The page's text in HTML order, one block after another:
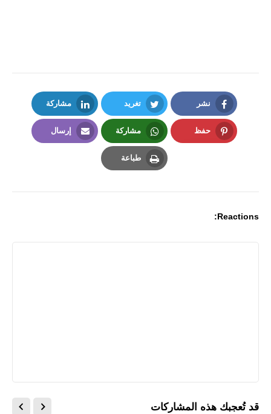
نشر
Facebook
تغريد
Twitter
مشاركة
LinkedIn
حفظ مشاركة
Whatsapp
إرسال
طباعة
Reactions:
قد تُعجبك هذه المشاركات